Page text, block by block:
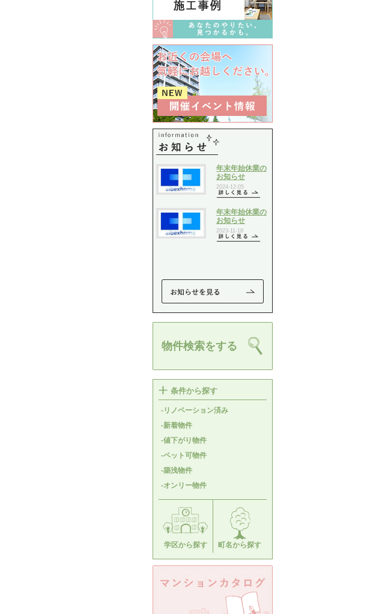
物件検索をする
条件から探す
-リノベーション済み
-新着物件
-値下がり物件
-ペット可物件
-築浅物件
-オンリー物件
学区から探す 町名から探す